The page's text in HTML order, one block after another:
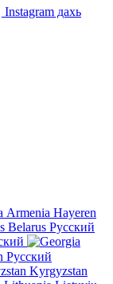
Instagram дахь
Armenia Hayeren
Belarus Русский
Русский
Kyrgyzstan